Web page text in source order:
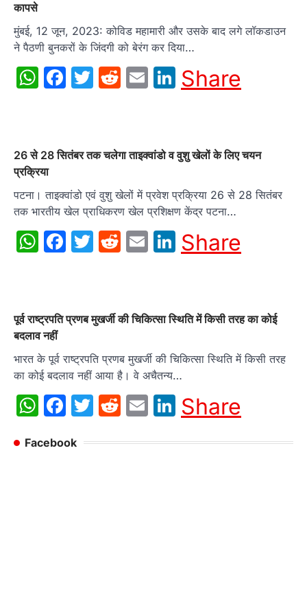
कापसे
मुंबई, 12 जून, 2023: कोविड महामारी और उसके बाद लगे लॉकडाउन
ने पैठणी बुनकरों के जिंदगी को बेरंग कर दिया…
WhatsApp
Facebook
Twitter
Reddit
EmailLinkedIn
Share
26 से 28 सितंबर तक चलेगा ताइक्वांडो व वुशु खेलों के लिए चयन
प्रक्रिया
पटना। ताइक्वांडो एवं वुशु खेलों में प्रवेश प्रक्रिया 26 से 28 सितंबर
तक भारतीय खेल प्राधिकरण खेल प्रशिक्षण केंद्र पटना…
WhatsApp
Facebook
Twitter
Reddit
EmailLinkedIn
Share
पूर्व राष्ट्रपति प्रणब मुखर्जी की चिकित्सा स्थिति में किसी तरह का कोई
बदलाव नहीं
भारत के पूर्व राष्ट्रपति प्रणब मुखर्जी की चिकित्सा स्थिति में किसी तरह
का कोई बदलाव नहीं आया है। वे अचैतन्य…
WhatsApp
Facebook
Twitter
Reddit
EmailLinkedIn
Share
Facebook